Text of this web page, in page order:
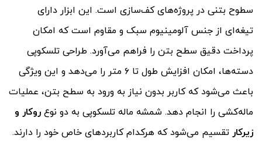
سطوح بتنی در پروژه‌های کف‌سازی است. این ابزار دارای
تیغه‌ای از جنس آلومینیوم سبک و مقاوم است که امکان
پرداخت دقیق سطح بتن را فراهم می‌آورد. طراحی تلسکوپی
دسته‌ها، امکان افزایش طول تا ۶ متر را می‌دهد و این ویژگی
باعث می‌شود که کاربر بدون نیاز به ورود به سطح بتن، عملیات
ماله‌کشی را انجام دهد. شمشه ماله تلسکوپی به دو نوع روکار و
زیرکار تقسیم می‌شود که هرکدام کاربردهای خاص خود را دارند.